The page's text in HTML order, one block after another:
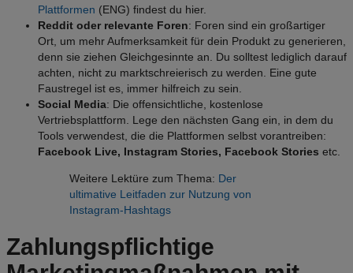
Plattformen (ENG) findest du hier.
Reddit oder relevante Foren: Foren sind ein großartiger
Ort, um mehr Aufmerksamkeit für dein Produkt zu generieren,
denn sie ziehen Gleichgesinnte an. Du solltest lediglich darauf
achten, nicht zu marktschreierisch zu werden. Eine gute
Faustregel ist es, immer hilfreich zu sein.
Social Media: Die offensichtliche, kostenlose
Vertriebsplattform. Lege den nächsten Gang ein, in dem du
Tools verwendest, die die Plattformen selbst vorantreiben:
Facebook Live, Instagram Stories, Facebook Stories etc.
Weitere Lektüre zum Thema: Der
ultimative Leitfaden zur Nutzung von
Instagram-Hashtags
Zahlungspflichtige